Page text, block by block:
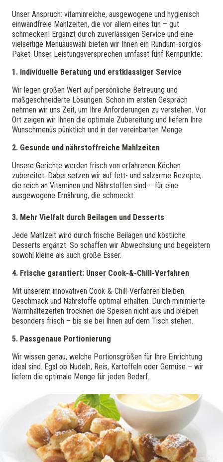
Unser Anspruch: vitaminreiche, ausgewogene und hygienisch
einwandfreie Mahlzeiten, die vor allem eines tun – gut
schmecken! Ergänzt durch zuverlässigen Service und eine
vielseitige Menüauswahl bieten wir Ihnen ein Rundum-sorglos-
Paket. Unser Leistungsversprechen umfasst fünf Kernpunkte:
1. Individuelle Beratung und erstklassiger Service
Wir legen großen Wert auf persönliche Betreuung und
maßgeschneiderte Lösungen. Schon im ersten Gespräch
nehmen wir uns Zeit, um Ihre Anforderungen zu verstehen. Vor
Ort zeigen wir Ihnen die optimale Zubereitung und liefern Ihre
Wunschmenüs pünktlich und in der vereinbarten Menge.
2. Gesunde und nährstoffreiche Mahlzeiten
Unsere Gerichte werden frisch von erfahrenen Köchen
zubereitet. Dabei setzen wir auf fett- und salzarme Rezepte,
die reich an Vitaminen und Nährstoffen sind – für eine
ausgewogene Ernährung, die schmeckt.
3. Mehr Vielfalt durch Beilagen und Desserts
Jede Mahlzeit wird durch frische Beilagen und köstliche
Desserts ergänzt. So schaffen wir Abwechslung und begeistern
sowohl kleine als auch große Esser.
4. Frische garantiert: Unser Cook-&-Chill-Verfahren
Mit unserem innovativen Cook-&-Chill-Verfahren bleiben
Geschmack und Nährstoffe optimal erhalten. Durch minimierte
Warmhaltezeiten trocknen die Speisen nicht aus und bleiben
besonders frisch – bis sie bei Ihnen auf dem Tisch stehen.
5. Passgenaue Portionierung
Wir wissen genau, welche Portionsgrößen für Ihre Einrichtung
ideal sind. Egal ob Nudeln, Reis, Kartoffeln oder Gemüse – wir
liefern die optimale Menge für jeden Bedarf.